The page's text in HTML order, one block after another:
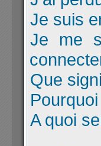
Je suis
Je me
Que
A quoi